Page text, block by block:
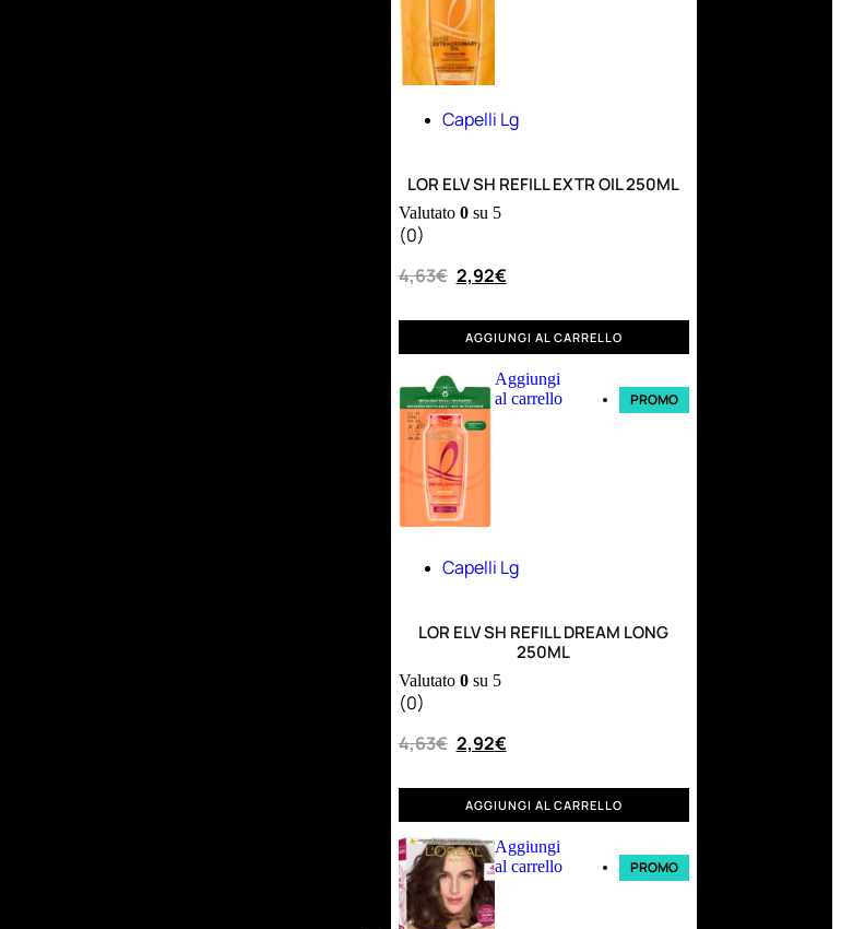
Capelli Lg
LOR ELV SH REFILL EXTR OIL 250ML
Valutato 0su 5
(0)
4,63€ 2,92€
AGGIUNGI AL CARRELLO
Aggiungi
al carrello
PROMO
Capelli Lg
LOR ELV SH REFILL DREAM LONG
250ML
Valutato 0su 5
(0)
4,63€ 2,92€
AGGIUNGI AL CARRELLO
Aggiungi
al carrello
PROMO